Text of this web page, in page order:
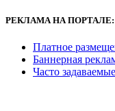
РЕКЛАМА НА ПОРТАЛЕ:
Платное
Баннерная
Часто